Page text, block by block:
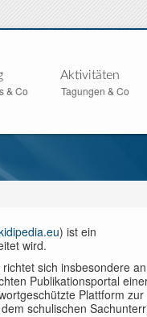
& Co
Aktivitäten
Tagungen & Co
) ist ein
wird.
sich insbesondere an
Publikationsportal
Plattform zur
schulischen